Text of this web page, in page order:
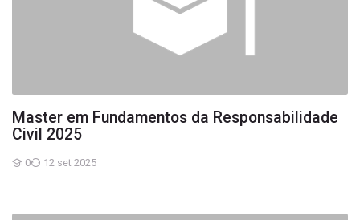
Master em Fundamentos da Responsabilidade
Civil 2025
0
Estudantes
12 set 2025